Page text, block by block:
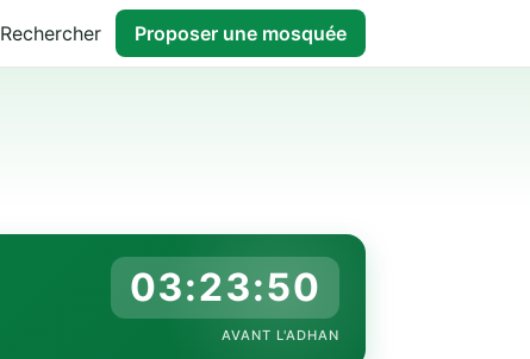
Rechercher Proposer une mosquée
03:23:49
AVANT L'ADHAN